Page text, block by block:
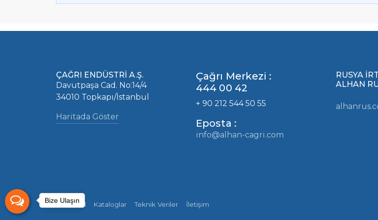
Bize Ulaşın
ÇAĞRI ENDÜSTRİ A.Ş.
Davutpaşa Cad. No:14/4
34010 Topkapı/İstanbul
Haritada Göster
Çağrı Merkezi :
444 00 42
+ 90 212 544 50 55
Eposta :
info@alhan-cagri.com
RUSYA
ALHAN
Kurumsal Kataloglar Teknik Veriler İletişim